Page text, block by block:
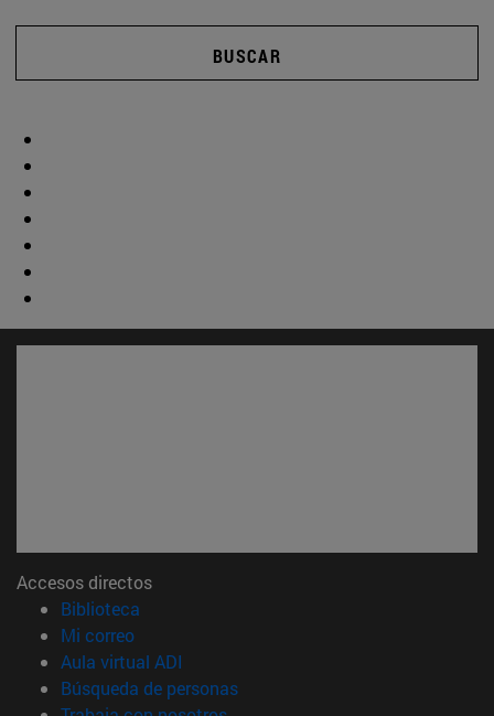
BUSCAR
Accesos directos
Biblioteca
Mi correo(abre en nueva ventana)
Aula virtual ADI
Búsqueda de personas(abre en nueva ventana)